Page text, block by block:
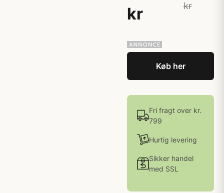
kr
kr
Køb her
Fri fragt over kr.
799
Hurtig levering
Sikker handel
med SSL